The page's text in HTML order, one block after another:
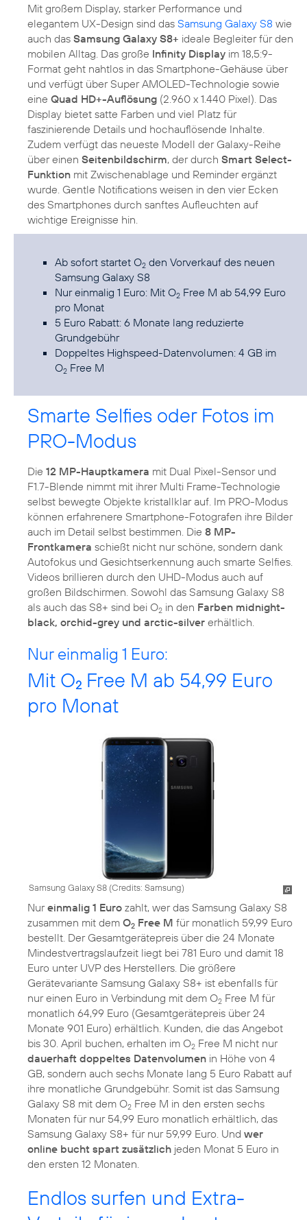
Mit großem Display, starker Performance und
elegantem UX-Design sind das Samsung Galaxy S8 wie
auch das Samsung Galaxy S8+ ideale Begleiter für den
mobilen Alltag. Das große Infinity Display im 18,5:9-
Format geht nahtlos in das Smartphone-Gehäuse über
und verfügt über Super AMOLED-Technologie sowie
eine Quad HD+-Auflösung (2.960 x 1.440 Pixel). Das
Display bietet satte Farben und viel Platz für
faszinierende Details und hochauflösende Inhalte.
Zudem verfügt das neueste Modell der Galaxy-Reihe
über einen Seitenbildschirm, der durch Smart Select-
Funktion mit Zwischenablage und Reminder ergänzt
wurde. Gentle Notifications weisen in den vier Ecken
des Smartphones durch sanftes Aufleuchten auf
wichtige Ereignisse hin.
Ab sofort startet O2 den Vorverkauf des neuen
Samsung Galaxy S8
Nur einmalig 1 Euro: Mit O2 Free M ab 54,99 Euro
pro Monat
5 Euro Rabatt: 6 Monate lang reduzierte
Grundgebühr
Doppeltes Highspeed-Datenvolumen: 4 GB im
O2 Free M
Smarte Selfies oder Fotos im
PRO-Modus
Die 12 MP-Hauptkamera mit Dual Pixel-Sensor und
F1.7-Blende nimmt mit ihrer Multi Frame-Technologie
selbst bewegte Objekte kristallklar auf. Im PRO-Modus
können erfahrenere Smartphone-Fotografen ihre Bilder
auch im Detail selbst bestimmen. Die 8 MP-
Frontkamera schießt nicht nur schöne, sondern dank
Autofokus und Gesichtserkennung auch smarte Selfies.
Videos brillieren durch den UHD-Modus auch auf
großen Bildschirmen. Sowohl das Samsung Galaxy S8
als auch das S8+ sind bei O2 in den Farben midnight-
black, orchid-grey und arctic-silver erhältlich.
Nur einmalig 1 Euro:
Mit O2 Free M ab 54,99 Euro
pro Monat
Samsung Galaxy S8 (Credits: Samsung)
Nureinmalig 1 Euro zahlt, wer das Samsung Galaxy S8
zusammen mit dem O2 Free M für monatlich 59,99 Euro
bestellt. Der Gesamtgerätepreis über die 24 Monate
Mindestvertragslaufzeit liegt bei 781 Euro und damit 18
Euro unter UVP des Herstellers. Die größere
Gerätevariante Samsung Galaxy S8+ ist ebenfalls für
nur einen Euro in Verbindung mit dem O2 Free M für
monatlich 64,99 Euro (Gesamtgerätepreis über 24
Monate 901 Euro) erhältlich. Kunden, die das Angebot
bis 30. April buchen, erhalten im O2 Free M nicht nur
dauerhaft doppeltes Datenvolumen in Höhe von 4
GB, sondern auch sechs Monate lang 5 Euro Rabatt auf
ihre monatliche Grundgebühr. Somit ist das Samsung
Galaxy S8 mit dem O2 Free M in den ersten sechs
Monaten für nur 54,99 Euro monatlich erhältlich, das
Samsung Galaxy S8+ für nur 59,99 Euro. Und wer
online bucht spart zusätzlich jeden Monat 5 Euro in
den ersten 12 Monaten.
Endlos surfen und Extra-